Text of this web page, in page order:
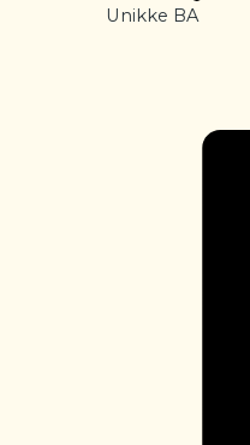
Unikke BA